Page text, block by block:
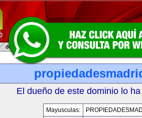
El dueño de este dominio lo
Mayusculas: